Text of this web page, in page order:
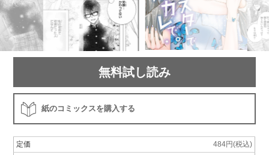
無料試し読み
紙のコミックスを購入する
定価
484円(税込)